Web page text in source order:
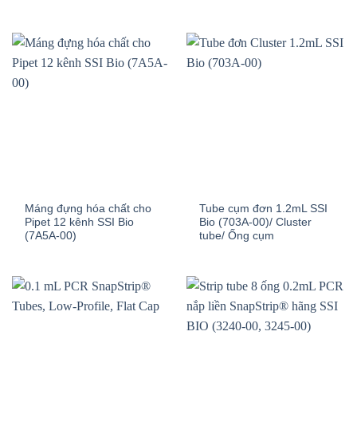
Máng đựng hóa chất cho
Pipet 12 kênh SSI Bio
(7A5A-00)
Tube cụm đơn 1.2mL SSI
Bio (703A-00)/ Cluster
tube/ Ống cụm